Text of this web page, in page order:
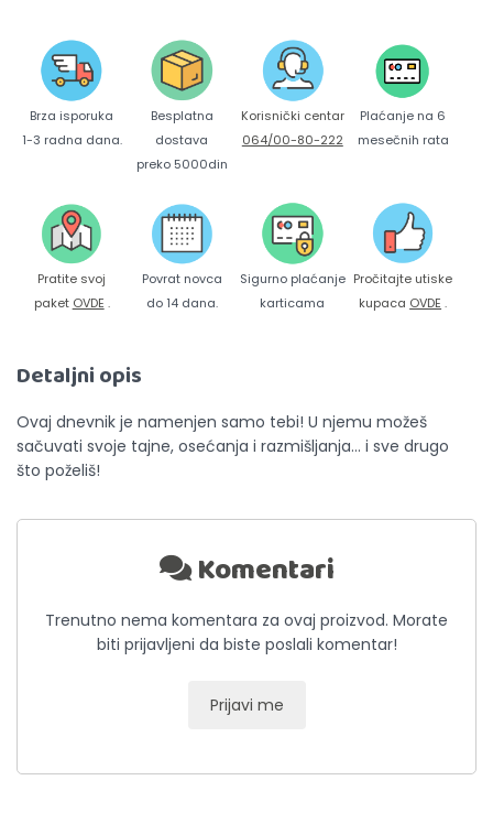
Brza isporuka
1-3 radna dana.
Besplatna
dostava
preko 5000din
Korisnički centar
064/00-80-222
Plaćanje na 6
mesečnih rata
Pratite svoj
paket OVDE .
Povrat novca
do 14 dana.
Sigurno plaćanje
karticama
Pročitajte utiske
kupaca OVDE .
Detaljni opis
Ovaj dnevnik je namenjen samo tebi! U njemu možeš
sačuvati svoje tajne, osećanja i razmišljanja… i sve drugo
što poželiš!
Komentari
Trenutno nema komentara za ovaj proizvod. Morate
biti prijavljeni da biste poslali komentar!
Prijavi me